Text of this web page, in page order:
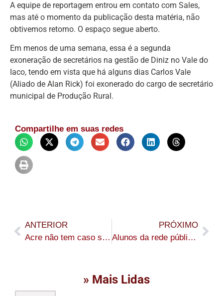
A equipe de reportagem entrou em contato com Sales,
mas até o momento da publicação desta matéria, não
obtivemos retorno. O espaço segue aberto.
Em menos de uma semana, essa é a segunda
exoneração de secretários na gestão de Diniz no Vale do
Iaco, tendo em vista que há alguns dias Carlos Vale
(Aliado de Alan Rick) foi exonerado do cargo de secretário
municipal de Produção Rural.
Compartilhe em suas redes
ANTERIOR
Acre não tem caso suspeito de intoxicação por metanol; único registro em investigação no Norte é em Rondônia
PRÓXIMO
Alunos da rede pública de Santa Rosa do Purus recebem tablets para estudo
» Mais Lidas